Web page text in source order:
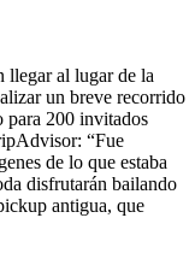
llegar al lugar de la
un breve recorrido
para 200 invitados
“Fue
de lo que estaba
disfrutarán bailando
antigua, que